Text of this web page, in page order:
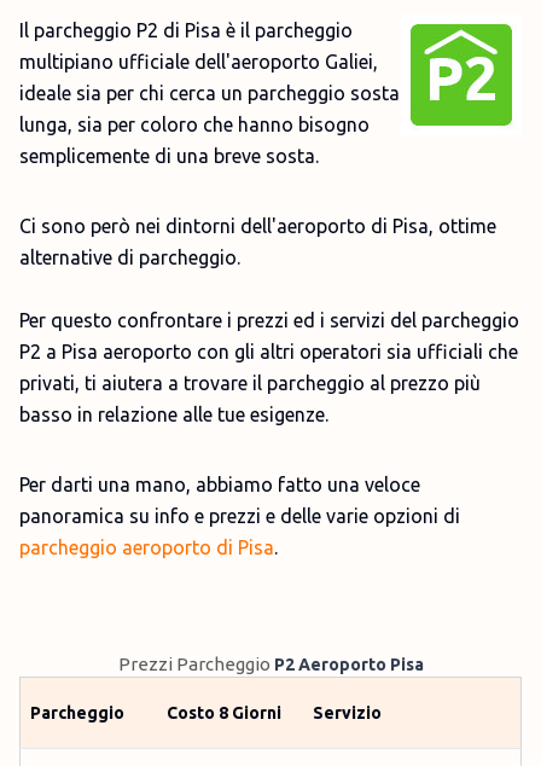
Il parcheggio P2 di Pisa è il parcheggio
multipiano ufficiale dell'aeroporto Galiei,
ideale sia per chi cerca un parcheggio sosta
lunga, sia per coloro che hanno bisogno
semplicemente di una breve sosta.
Ci sono però nei dintorni dell'aeroporto di Pisa, ottime
alternative di parcheggio.
Per questo confrontare i prezzi ed i servizi del parcheggio
P2 a Pisa aeroporto con gli altri operatori sia ufficiali che
privati, ti aiutera a trovare il parcheggio al prezzo più
basso in relazione alle tue esigenze.
Per darti una mano, abbiamo fatto una veloce
panoramica su info e prezzi e delle varie opzioni di
parcheggio aeroporto di Pisa.
Prezzi Parcheggio P2 Aeroporto Pisa
Parcheggio Costo 8 Giorni Servizio